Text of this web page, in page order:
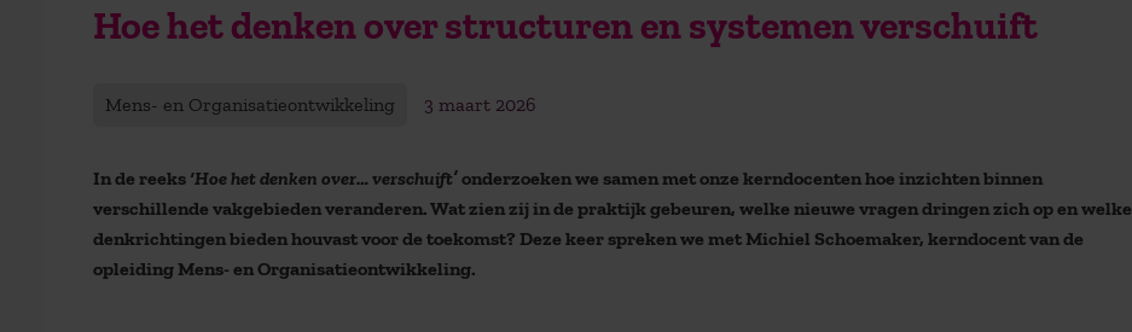
Hoe het denken over structuren en systemen verschuift
Mens- en Organisatieontwikkeling 3 maart 2026
In de reeks ‘Hoe het denken over… verschuift’onderzoeken we samen met onze kerndocenten hoe inzichten binnen
verschillende vakgebieden veranderen. Wat zien zij in de praktijk gebeuren, welke nieuwe vragen dringen zich op en welke
denkrichtingen bieden houvast voor de toekomst? Deze keer spreken we met Michiel Schoemaker, kerndocent van de
opleiding Mens- en Organisatieontwikkeling.